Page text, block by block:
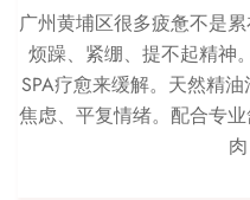
广州黄埔区很多疲惫不是
烦躁、紧绷、提不起精神
SPA疗愈来缓解。天然精
焦虑、平复情绪。配合专